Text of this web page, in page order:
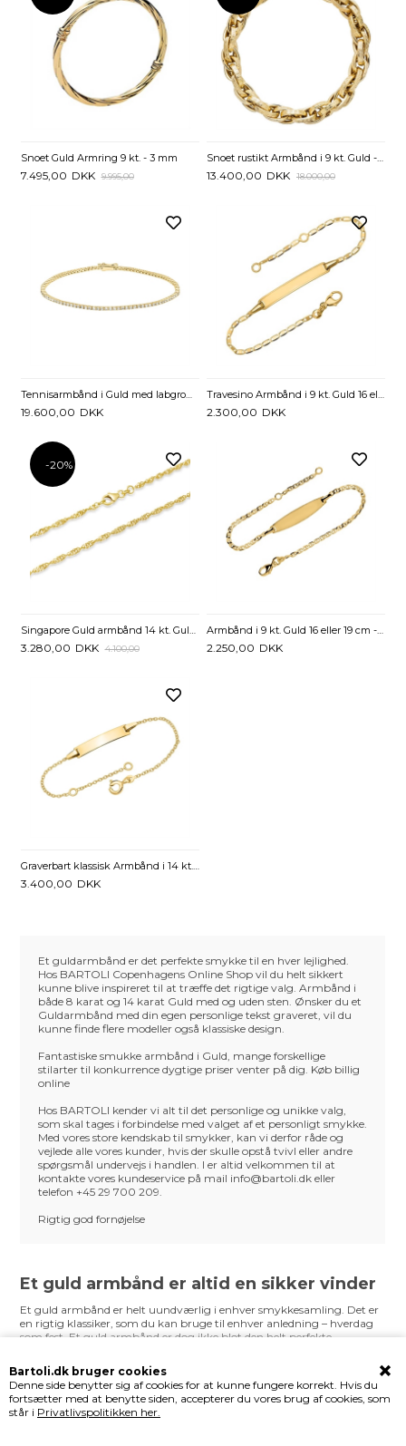
Bartoli.dk bruger cookies
Denne side benytter sig af cookies for at kunne fungere korrekt. Hvis du
fortsætter med at benytte siden, accepterer du vores brug af cookies, som
står i Privatlivspolitikken her.
Snoet Guld Armring 9 kt. - 3 mm
7.495,00 DKK 9.995,00
Snoet rustikt Armbånd i 9 kt. Guld - 19 cm
13.400,00 DKK 18.000,00
Tennisarmbånd i Guld med labgrown Diamanter - 1,00 ct.
19.600,00 DKK 2.300,00 DKK
-20%
Singapore Guld armbånd 14 kt. Guld - 18,5 cm
3.280,00 DKK 4.100,00
Armbånd i 9 kt. Guld 16 eller 19 cm - Mulighed for gravering
2.250,00 DKK
Graverbart klassisk Armbånd i 14 kt. Guld 16 eller 19 cm.
3.400,00 DKK
Et guldarmbånd er det perfekte smykke til en hver lejlighed.
Hos BARTOLI Copenhagens Online Shop vil du helt sikkert
kunne blive inspireret til at træffe det rigtige valg. Armbånd i
både 8 karat og 14 karat Guld med og uden sten. Ønsker du et
Guldarmbånd med din egen personlige tekst graveret, vil du
kunne finde flere modeller også klassiske design.
Fantastiske smukke armbånd i Guld, mange forskellige
stilarter til konkurrence dygtige priser venter på dig. Køb billig
online
Hos BARTOLI kender vi alt til det personlige og unikke valg,
som skal tages i forbindelse med valget af et personligt smykke.
Med vores store kendskab til smykker, kan vi derfor råde og
vejlede alle vores kunder, hvis der skulle opstå tvivl eller andre
spørgsmål undervejs i handlen. I er altid velkommen til at
kontakte vores kundeservice på mail info@bartoli.dk eller
telefon +45 29 700 209.
Rigtig god fornøjelse
Et guld armbånd er altid en sikker vinder
Et guld armbånd er helt uundværlig i enhver smykkesamling. Det er
en rigtig klassiker, som du kan bruge til enhver anledning – hverdag
som fest. Et guld armbånd er dog ikke blot den helt perfekte
guld armbånd i fødselsdagsgave, konfirmationsgave, studentergave
eller noget helt fjerde – det er en sikker vinder. Hos BARTOLI
Copenhagen er vi helt forelskede i netop guld armbånd, og derfor har
vi her på siden samlet et stort udvalg af dem. Det er et udvalg, der
byder på armbånd i guld til enhver smag, og som du kan pynte dig